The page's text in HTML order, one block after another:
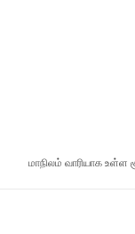
மாநிலம் வாரியாக உள்ள